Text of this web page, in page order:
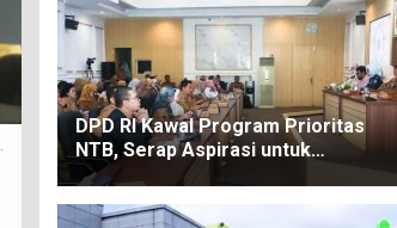
DPD RI Kawal Program Prioritas
NTB, Serap Aspirasi untuk
Diperjuangkan di Pusat